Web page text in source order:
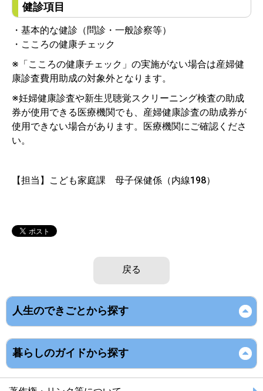
健診項目
・基本的な健診（問診・一般診察等）
・こころの健康チェック
※「こころの健康チェック」の実施がない場合は産婦健
康診査費用助成の対象外となります。
※妊婦健康診査や新生児聴覚スクリーニング検査の助成
券が使用できる医療機関でも、産婦健康診査の助成券が
使用できない場合があります。医療機関にご確認くださ
い。
【担当】こども家庭課 母子保健係（内線198）
戻る
人生のできごとから探す
暮らしのガイドから探す